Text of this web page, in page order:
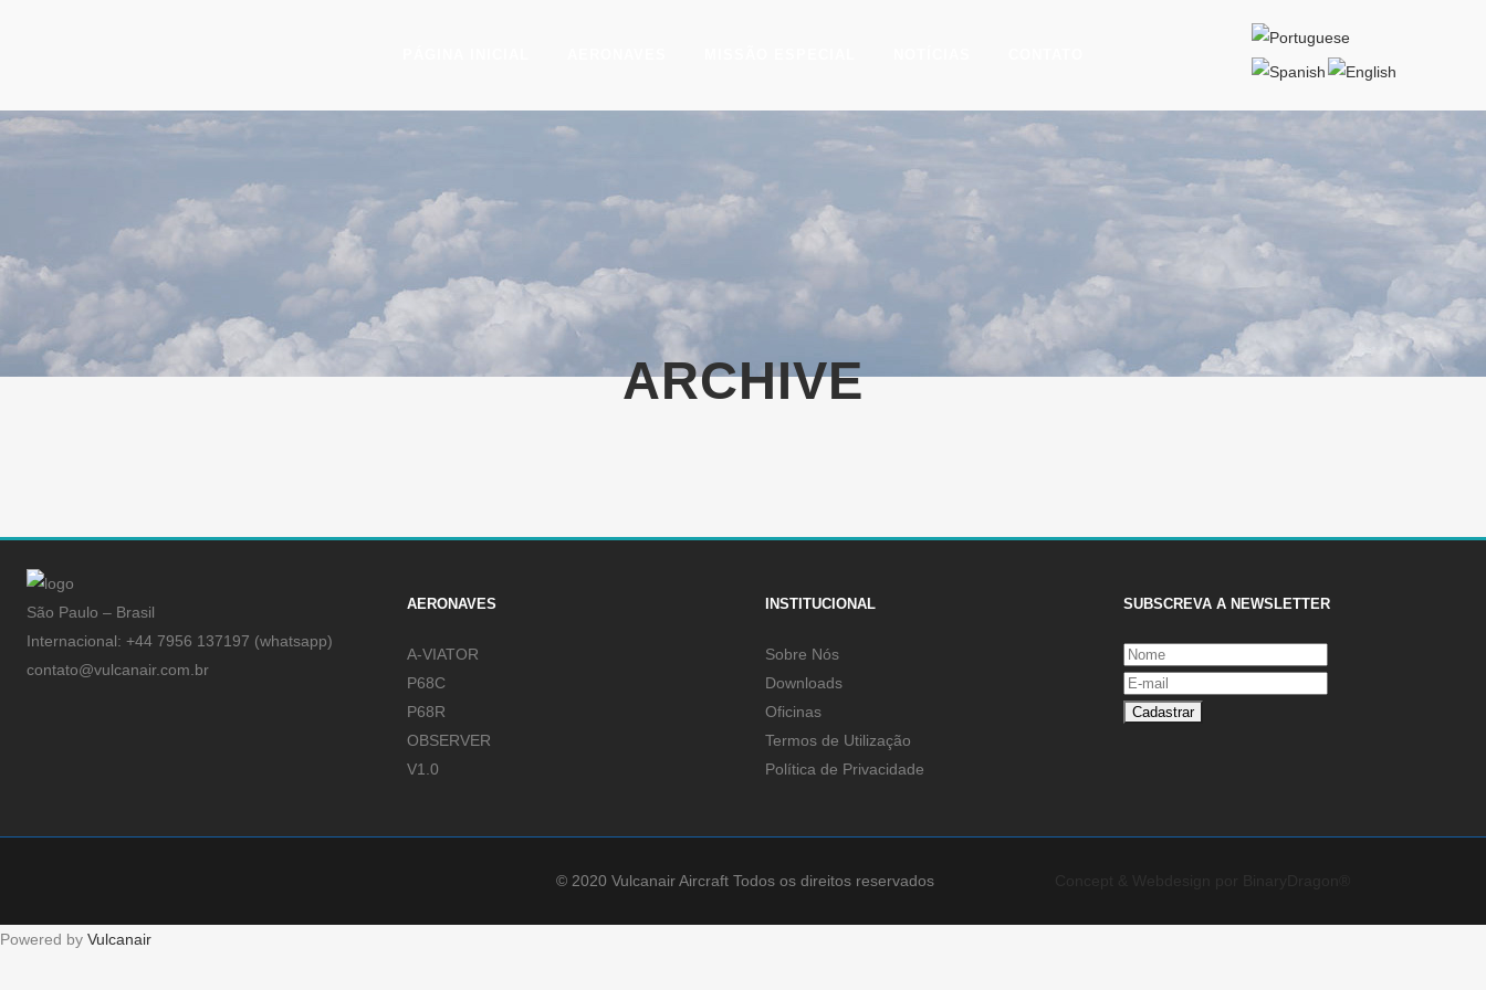
ARCHIVE
São Paulo – Brasil
Internacional: +44 7956 137197 (whatsapp)
contato@vulcanair.com.br
AERONAVES
A-VIATOR
P68C
P68R
OBSERVER
V1.0
INSTITUCIONAL
Sobre Nós
Downloads
Oficinas
Termos de Utilização
Política de Privacidade
SUBSCREVA A NEWSLETTER
© 2020 Vulcanair Aircraft Todos os direitos reservados
Powered by Vulcanair